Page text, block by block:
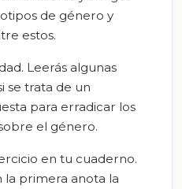
de género y
estos.
Leerás algunas
se trata de un
para erradicar los
el género.
en tu cuaderno.
la primera anota la